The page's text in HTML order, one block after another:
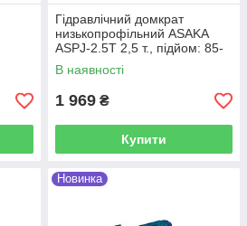
Гідравлічний домкрат
низькопрофільний ASAKA
ASPJ-2.5T 2,5 т., підйом: 85-
365 мм
В наявності
1 969 ₴
Купити
Новинка